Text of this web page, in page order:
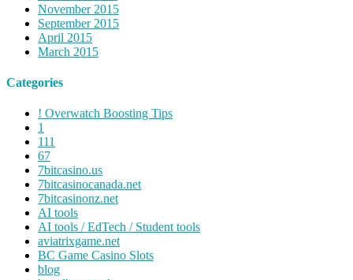
November 2015
September 2015
April 2015
March 2015
Categories
! Overwatch Boosting Tips
1
111
67
7bitcasino.us
7bitcasinocanada.net
7bitcasinonz.net
AI tools
AI tools / EdTech / Student tools
aviatrixgame.net
BC Game Casino Slots
blog